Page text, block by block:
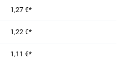
1,27 €*
1,22 €*
1,11 €*